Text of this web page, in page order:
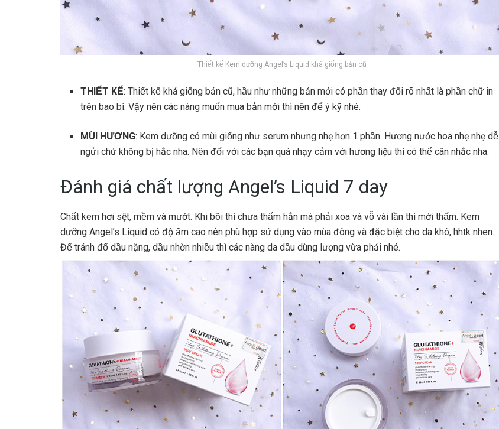
Thiết kế Kem dưỡng Angel’s Liquid khá giống bản cũ
THIẾT KẾ: Thiết kế khá giống bản cũ, hầu như những bản mới có phần thay đổi rõ nhất là phần chữ in
trên bao bì. Vậy nên các nàng muốn mua bản mới thì nên để ý kỹ nhé.
MÙI HƯƠNG: Kem dưỡng có mùi giống như serum nhưng nhẹ hơn 1 phần. Hương nước hoa nhẹ nhẹ dễ
ngửi chứ không bị hắc nha. Nên đối với các bạn quá nhạy cảm với hương liệu thì có thể cân nhắc nha.
Đánh giá chất lượng Angel’s Liquid 7 day
Chất kem hơi sệt, mềm và mướt. Khi bôi thì chưa thấm hẳn mà phải xoa và vỗ vài lần thì mới thấm. Kem
dưỡng Angel’s Liquid có độ ẩm cao nên phù hợp sử dụng vào mùa đông và đặc biệt cho da khô, hhtk nhen.
Để tránh đổ dầu nặng, dầu nhờn nhiều thì các nàng da dầu dùng lượng vừa phải nhé.